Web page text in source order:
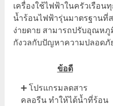
เครื่องใช้ไฟฟ้าในครัวเรือน
น้ำร้อนไฟฟ้ารุ่นมาตรฐานที่
ง่ายดาย สามารถปรับอุณห
กังวลกับปัญหาความปลอดภั
ข้อดี
➕ โปรแกรมลดสาร
คลอรีน ทำให้ได้น้ำที่ร้อน